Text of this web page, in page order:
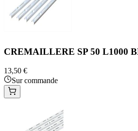
CREMAILLERE SP 50 L1000
13,50 €
Sur commande